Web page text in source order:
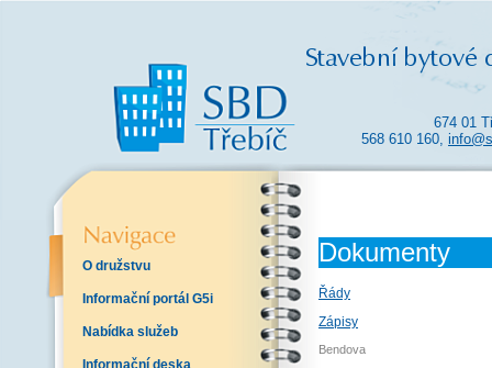
674 01
568 610 160,
O družstvu
Informační portál G5i
Nabídka služeb
Informační deska
Dokumenty
Řády
Zápisy
Bendova